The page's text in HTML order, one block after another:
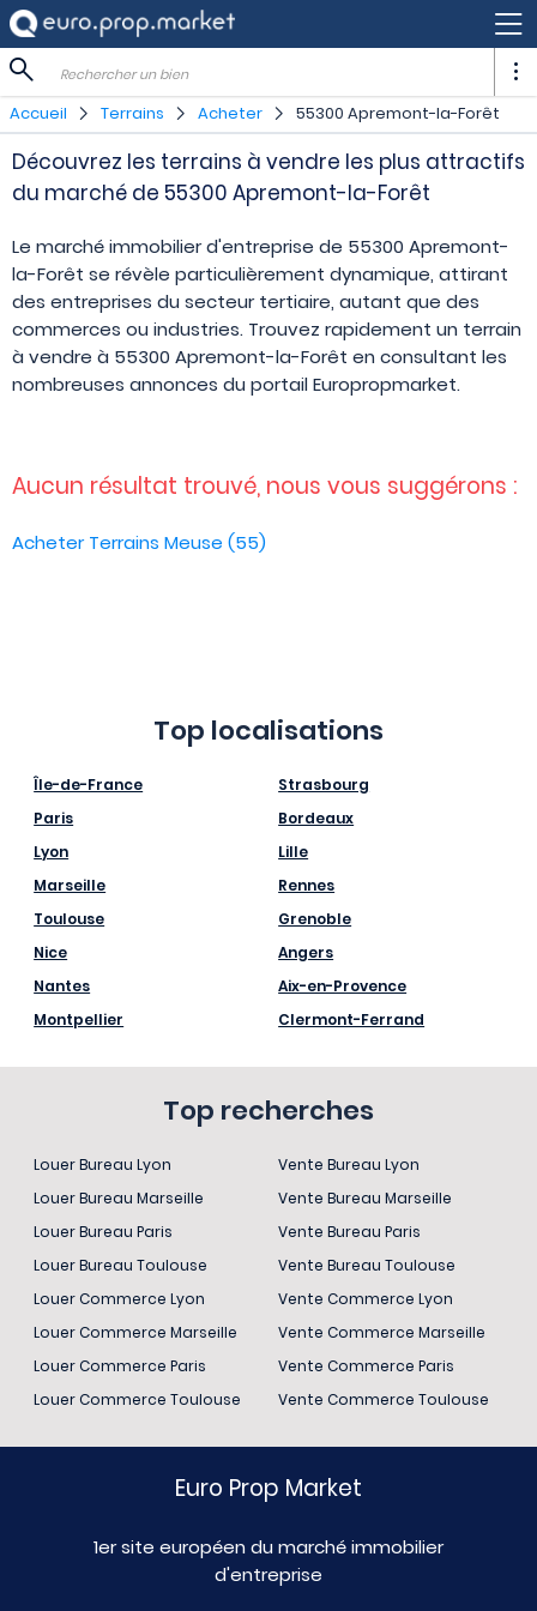
Rechercher un bien
Accueil Terrains Acheter 55300 Apremont-la-Forêt
Découvrez les terrains à vendre les plus attractifs
du marché de 55300 Apremont-la-Forêt
Le marché immobilier d'entreprise de 55300 Apremont-
la-Forêt se révèle particulièrement dynamique, attirant
des entreprises du secteur tertiaire, autant que des
commerces ou industries. Trouvez rapidement un terrain
à vendre à 55300 Apremont-la-Forêt en consultant les
nombreuses annonces du portail Europropmarket.
Aucun résultat trouvé, nous vous suggérons :
Acheter Terrains Meuse (55)
Top localisations
Île-de-France
Paris
Lyon
Marseille
Toulouse
Nice
Nantes
Montpellier
Strasbourg
Bordeaux
Lille
Rennes
Grenoble
Angers
Aix-en-Provence
Clermont-Ferrand
Top recherches
Louer Bureau Lyon
Louer Bureau Marseille
Louer Bureau Paris
Louer Bureau Toulouse
Louer Commerce Lyon
Louer Commerce Marseille
Louer Commerce Paris
Louer Commerce Toulouse
Vente Bureau Lyon
Vente Bureau Marseille
Vente Bureau Paris
Vente Bureau Toulouse
Vente Commerce Lyon
Vente Commerce Marseille
Vente Commerce Paris
Vente Commerce Toulouse
Euro Prop Market
1er site européen du marché immobilier
d'entreprise